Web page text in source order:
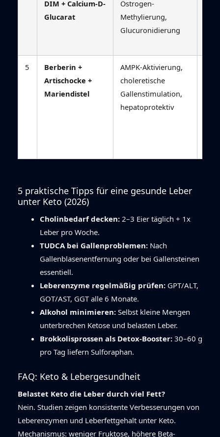
DIM + Calcium-D-
Glucarat
Östrogen-
Methylierung,
Glucuronidierung
5
Berberin +
Artischocke +
Mariendistel
AMPK-Aktivierung,
choleretische
Gallenstimulation,
hepatoprotektiv
5 praktische Tipps für eine gesunde Leber
unter Keto (2026)
Cholinbedarf decken: 2–3 Eier täglich + 1x
Leber pro Woche.
TUDCA bei Gallenproblemen: Nach
Gallenblasenentfernung oder bei Gallensteinen
essentiell.
Leberenzyme regelmäßig prüfen: GPT/ALT,
GOT/AST, GGT alle 6 Monate.
Alkohol minimieren: Selbst kleine Mengen
unterbrechen Ketose und belasten Leber.
Brokkolisprossen als Detox-Booster: 30–60 g
pro Tag liefern Sulforaphan.
FAQ: Keto & Lebergesundheit
Belastet Keto die Leber durch viel Fett?
Nein. Studien zeigen konsistente Verbesserungen von
Leberenzymen und Leberfettgehalt unter Keto.
Mechanismus: weniger Fruktose, höhere Beta-